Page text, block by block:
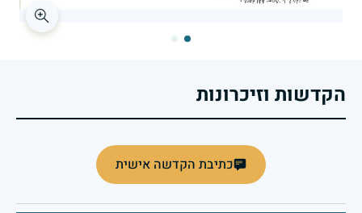
הקדשות וזיכרונות
כתיבת הקדשה אישית